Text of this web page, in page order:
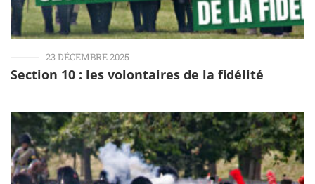
23 DÉCEMBRE 2025
Section 10 : les volontaires de la fidélité